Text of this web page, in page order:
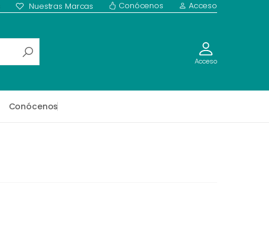
Nuestras Marcas Conócenos Acceso
Acceso
Conócenos